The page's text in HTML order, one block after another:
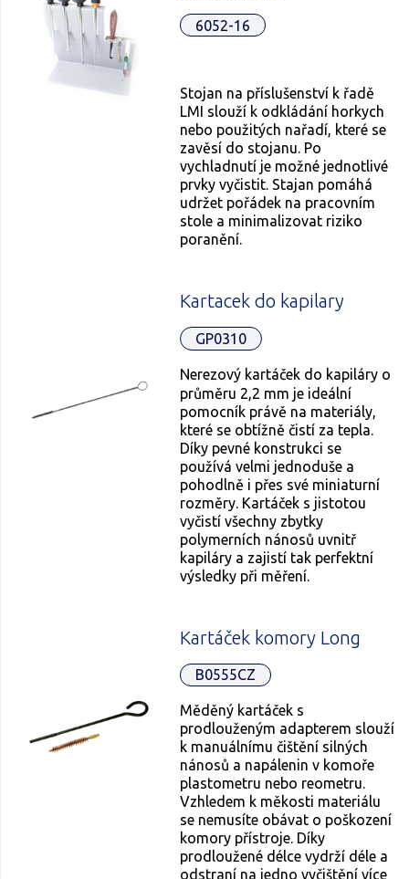
6052-16
Stojan na příslušenství k řadě
LMI slouží k odkládání horkych
nebo použitých nařadí, které se
zavěsí do stojanu. Po
vychladnutí je možné jednotlivé
prvky vyčistit. Stajan pomáhá
udržet pořádek na pracovním
stole a minimalizovat riziko
poranění.
Kartacek do kapilary
GP0310
Nerezový kartáček do kapiláry o
průměru 2,2 mm je ideální
pomocník právě na materiály,
které se obtížně čistí za tepla.
Díky pevné konstrukci se
používá velmi jednoduše a
pohodlně i přes své miniaturní
rozměry. Kartáček s jistotou
vyčistí všechny zbytky
polymerních nánosů uvnitř
kapiláry a zajistí tak perfektní
výsledky při měření.
Kartáček komory Long
B0555CZ
Měděný kartáček s
prodlouženým adapterem slouží
k manuálnímu čištění silných
nánosů a napálenin v komoře
plastometru nebo reometru.
Vzhledem k měkosti materiálu
se nemusíte obávat o poškození
komory přístroje. Díky
prodloužené délce vydrží déle a
odstraní na jedno vyčištění více